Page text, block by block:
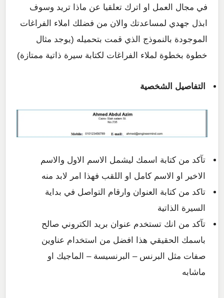
في مجال العمل او اترك تعلقيا عن ماذا تريد وسوف
ابذل جهدي لمساعدتك والان من فضلك املاء الفراغات
الموجودة بالنموذج الذي قمت بتحميله (يوجد مثال
خطوة بخطوة لملاء الفراغات لكتابة سيرة ذاتية ممتازة)
التفاصيل الشخصية
تآكد من كتابة اسمك ليشمل الاسم الاول والاسم
الاخير او الاسم كامل او اللقب فهذا امر لابد منه
تاكد من كتابة العنوان وارقام التواصل في بداية
السيرة الذاتية
تآكد من انك تستخدم عنوان بريد الكتروني صالح
باسمك الحقيقي هذا افضل من استخدام عناوين
صفات مثل البرنس – البرنسيسة – الماجيك او
ماشابه